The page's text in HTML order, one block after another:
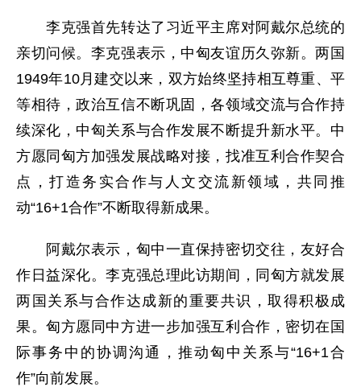
李克强首先转达了习近平主席对阿戴尔总统的
亲切问候。李克强表示，中匈友谊历久弥新。两国
1949年10月建交以来，双方始终坚持相互尊重、平
等相待，政治互信不断巩固，各领域交流与合作持
续深化，中匈关系与合作发展不断提升新水平。中
方愿同匈方加强发展战略对接，找准互利合作契合
点，打造务实合作与人文交流新领域，共同推
动“16+1合作”不断取得新成果。
阿戴尔表示，匈中一直保持密切交往，友好合
作日益深化。李克强总理此访期间，同匈方就发展
两国关系与合作达成新的重要共识，取得积极成
果。匈方愿同中方进一步加强互利合作，密切在国
际事务中的协调沟通，推动匈中关系与“16+1合
作”向前发展。